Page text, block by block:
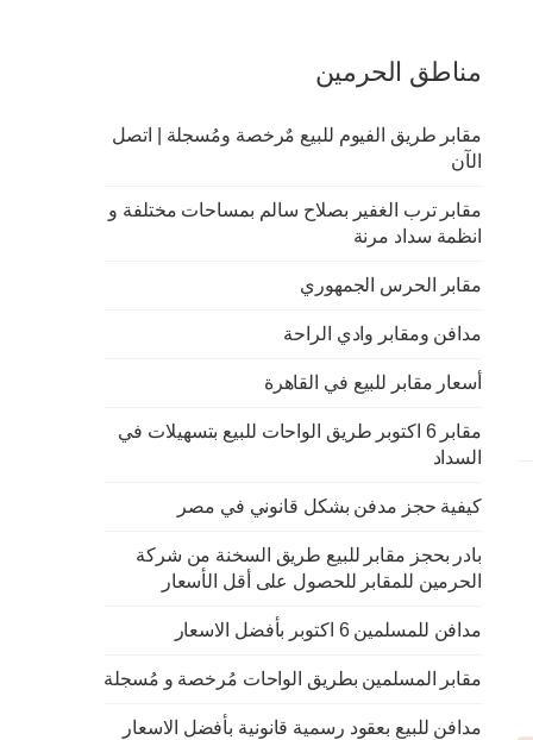
مناطق الحرمين
مقابر طريق الفيوم للبيع مٌرخصة ومُسجلة | اتصل
الآن
مقابر ترب الغفير بصلاح سالم بمساحات مختلفة و
انظمة سداد مرنة
مقابر الحرس الجمهوري
مدافن ومقابر وادي الراحة
أسعار مقابر للبيع في القاهرة
مقابر 6 اكتوبر طريق الواحات للبيع بتسهيلات في
السداد
كيفية حجز مدفن بشكل قانوني في مصر
بادر بحجز مقابر للبيع طريق السخنة من شركة
الحرمين للمقابر للحصول على أقل الأسعار
مدافن للمسلمين 6 اكتوبر بأفضل الاسعار
مقابر المسلمين بطريق الواحات مُرخصة و مُسجلة
مدافن للبيع بعقود رسمية قانونية بأفضل الاسعار